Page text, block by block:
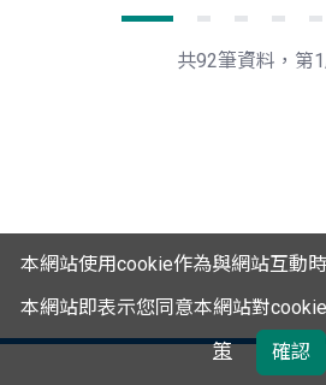
共92筆資料，第
本網站使用cookie作為與網站互動
本網站即表示您同意本網站對
策
確認